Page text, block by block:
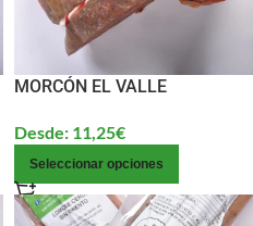
MORCÓN EL VALLE
Desde: 11,25€
Seleccionar opciones